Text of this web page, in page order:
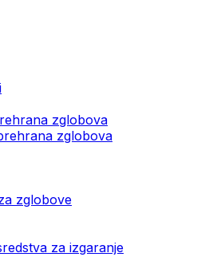
zglobova
zglobova
zglobove
za izgaranje